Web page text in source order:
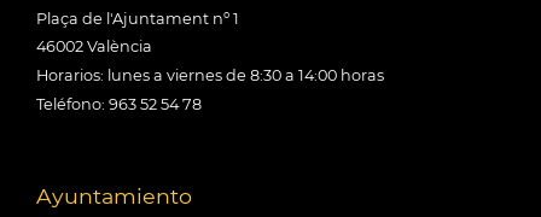
Plaça de l'Ajuntament nº 1
46002 València
Horarios: lunes a viernes de 8:30 a 14:00 horas
Teléfono: 963 52 54 78
Ayuntamiento